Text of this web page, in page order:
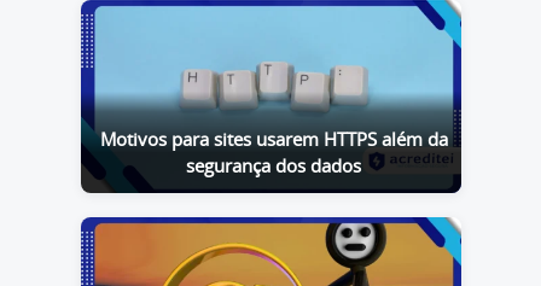
Motivos para sites usarem HTTPS além da
segurança dos dados